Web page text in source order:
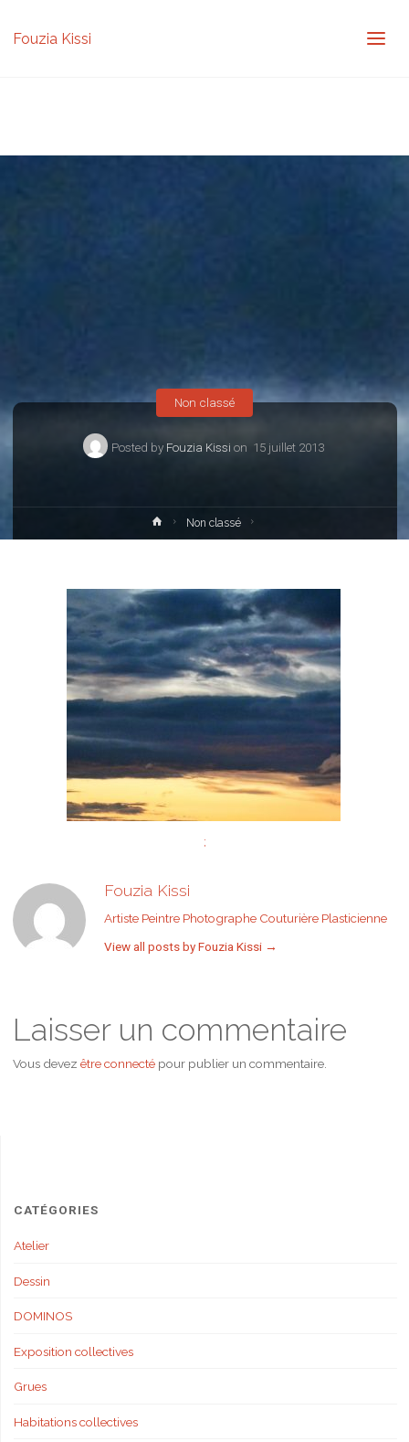
Fouzia Kissi
Posted by Fouzia Kissi on 15 juillet 2013
Non classé
HomeNon classé
;
Fouzia Kissi
Artiste Peintre Photographe Couturière Plasticienne
View all posts by Fouzia Kissi →
Laisser un commentaire
Vous devez être connectépour publier un commentaire.
CATÉGORIES
Atelier
Dessin
DOMINOS
Exposition collectives
Grues
Habitations collectives